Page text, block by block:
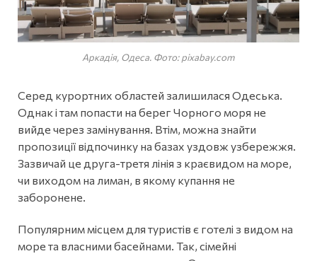
Аркадія, Одеса. Фото: pixabay.com
Серед курортних областей залишилася Одеська.
Однак і там попасти на берег Чорного моря не
вийде через замінування. Втім, можна знайти
пропозиції відпочинку на базах уздовж узбережжя.
Зазвичай це друга-третя лінія з краєвидом на море,
чи виходом на лиман, в якому купання не
заборонене.
Популярним місцем для туристів є готелі з видом на
море та власними басейнами. Так, сімейні